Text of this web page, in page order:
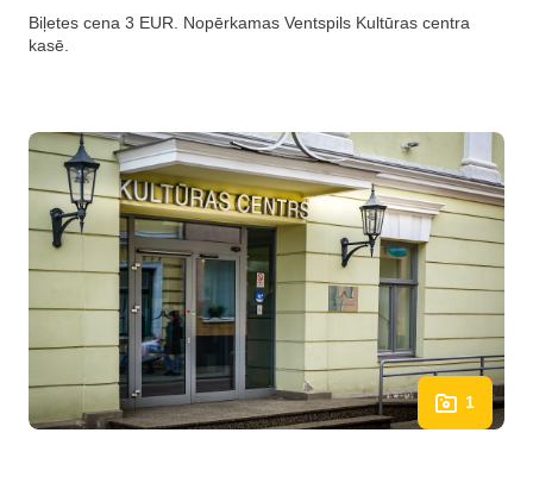
Biļetes cena 3 EUR. Nopērkamas Ventspils Kultūras centra
kasē.
1